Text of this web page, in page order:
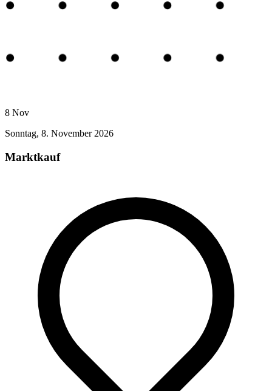
8 Nov
Sonntag, 8. November 2026
Marktkauf